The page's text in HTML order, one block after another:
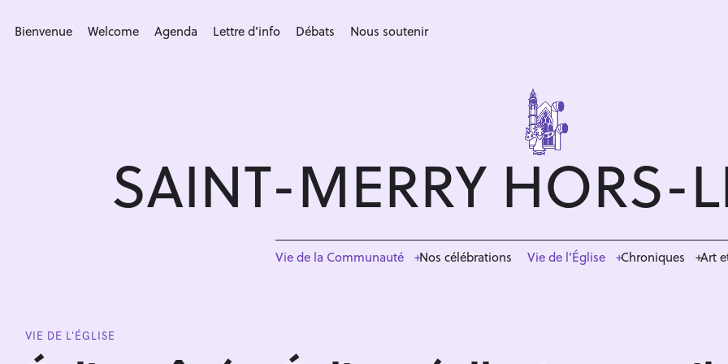
Bienvenue Welcome Agenda Lettre d’info Débats Nous soutenir
SAINT-MERRY HORS-
Vie de la Communauté Nos célébrations Vie de l’Église Chroniques Art
VIE DE L'ÉGLISE